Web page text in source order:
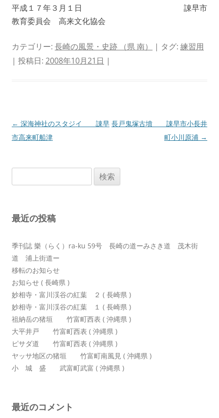
平成１７年３月１日 諌早市
教育委員会 高来文化協会
カテゴリー: 長崎の風景・史跡 （県 南） | タグ: 練習用
| 投稿日: 2008年10月21日 |
投
稿
ョ
← 深海神社のスタジイ 諌早
市高来町船津
長戸鬼塚古墳 諌早市小長井
町小川原浦 →
索:
最近の投稿
季刊誌 樂（らく）ra-ku 59号 長崎の道ーみさき道 茂木街
道 浦上街道ー
移転のお知らせ
お知らせ ( 長崎県 )
妙相寺・富川渓谷の紅葉 ２ ( 長崎県 )
妙相寺・富川渓谷の紅葉 １ ( 長崎県 )
祖納岳の猪垣 竹富町西表 ( 沖縄県 )
大平井戸 竹富町西表 ( 沖縄県 )
ピサダ道 竹富町西表 ( 沖縄県 )
ヤッサ地区の猪垣 竹富町南風見 ( 沖縄県 )
小 城 盛 武富町武富 ( 沖縄県 )
最近のコメント